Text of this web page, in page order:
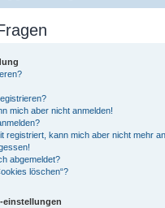
mich aber nicht anmelden!
registriert, kann mich aber nicht mehr
abgemeldet?
löschen“?
einstellungen